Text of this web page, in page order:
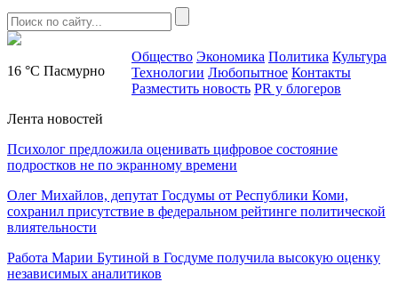
16 °C Пасмурно
Общество Экономика Политика Культура
Технологии Любопытное Контакты
Разместить новость PR у блогеров
Лента новостей
Психолог предложила оценивать цифровое состояние
подростков не по экранному времени
Олег Михайлов, депутат Госдумы от Республики Коми,
сохранил присутствие в федеральном рейтинге политической
влиятельности
Работа Марии Бутиной в Госдуме получила высокую оценку
независимых аналитиков